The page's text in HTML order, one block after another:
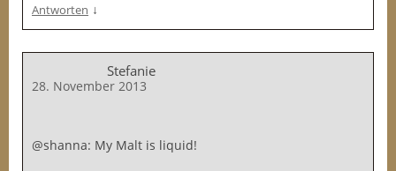
Antworten ↓
Stefanie
28. November 2013
@shanna: My Malt is liquid!